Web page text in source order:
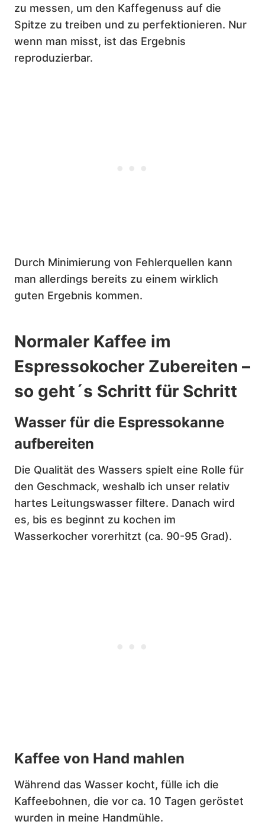
zu messen, um den Kaffegenuss auf die
Spitze zu treiben und zu perfektionieren. Nur
wenn man misst, ist das Ergebnis
reproduzierbar.
Durch Minimierung von Fehlerquellen kann
man allerdings bereits zu einem wirklich
guten Ergebnis kommen.
Normaler Kaffee im
Espressokocher Zubereiten –
so geht´s Schritt für Schritt
Wasser für die Espressokanne
aufbereiten
Die Qualität des Wassers spielt eine Rolle für
den Geschmack, weshalb ich unser relativ
hartes Leitungswasser filtere. Danach wird
es, bis es beginnt zu kochen im
Wasserkocher vorerhitzt (ca. 90-95 Grad).
Kaffee von Hand mahlen
Während das Wasser kocht, fülle ich die
Kaffeebohnen, die vor ca. 10 Tagen geröstet
wurden in meine Handmühle.